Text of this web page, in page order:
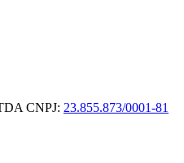
CNPJ: 23.855.873/0001-81